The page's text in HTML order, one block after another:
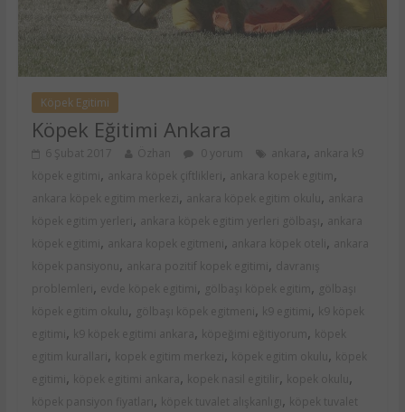
Köpek Egitimi
Köpek Eğitimi Ankara
6 Şubat 2017 Özhan 0 yorum ankara ,
ankara k9
köpek egitimi , ankara köpek çiftlikleri , ankara kopek egitim ,
ankara köpek egitim merkezi , ankara köpek egitim okulu ,
ankara
köpek egitim yerleri , ankara köpek egitim yerleri gölbaşı ,
ankara
köpek egitimi , ankara kopek egitmeni , ankara köpek oteli ,
ankara
köpek pansiyonu , ankara pozitif kopek egitimi ,
davranış
problemleri , evde köpek egitimi , gölbaşı köpek egitim , gölbaşı
köpek egitim okulu , gölbaşı köpek egitmeni , k9 egitimi ,
k9 köpek
egitimi , k9 köpek egitimi ankara , köpeğimi eğitiyorum ,
köpek
egitim kurallari , kopek egitim merkezi , köpek egitim okulu ,
köpek
egitimi , köpek egitimi ankara , kopek nasil egitilir , kopek okulu ,
köpek pansiyon fiyatları , köpek tuvalet alışkanlıgı ,
köpek tuvalet